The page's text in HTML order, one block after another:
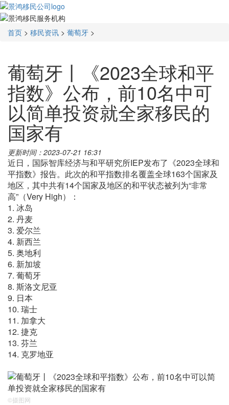
首页 > 移民资讯 > 葡萄牙 >
葡萄牙丨《2023全球和平
指数》公布，前10名中可
以简单投资就全家移民的
国家有
更新时间：2023-07-21 16:31
近日，国际智库经济与和平研究所IEP发布了《2023全球和
平指数》报告。此次的和平指数排名覆盖全球163个国家及
地区，其中共有14个国家及地区的和平状态被列为“非常
高”（Very High）：
1. 冰岛
2. 丹麦
3. 爱尔兰
4. 新西兰
5. 奥地利
6. 新加坡
7. 葡萄牙
8. 斯洛文尼亚
9. 日本
10. 瑞士
11. 加拿大
12. 捷克
13. 芬兰
14. 克罗地亚
©摄图网